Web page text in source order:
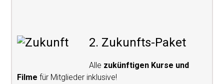
2. Zukunfts-Paket
Alle zukünftigen Kurse und
Filme für Mitglieder inklusive!